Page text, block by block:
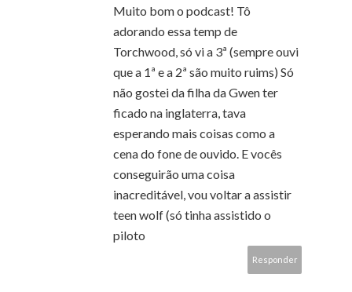
Muito bom o podcast! Tô
adorando essa temp de
Torchwood, só vi a 3ª (sempre ouvi
que a 1ª e a 2ª são muito ruims) Só
não gostei da filha da Gwen ter
ficado na inglaterra, tava
esperando mais coisas como a
cena do fone de ouvido. E vocês
conseguirão uma coisa
inacreditável, vou voltar a assistir
teen wolf (só tinha assistido o
piloto
Responder